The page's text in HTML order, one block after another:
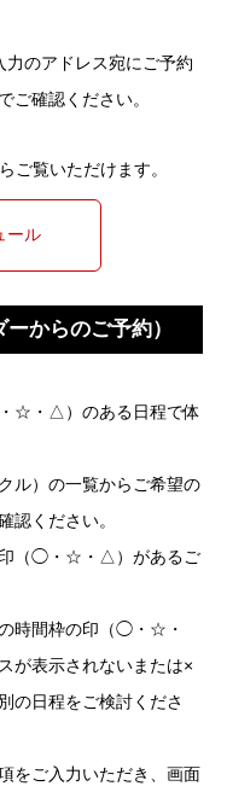
のアドレス宛にご予約
ご確認ください。
ご覧いただけます。
ール
からのご予約）
☆・△）のある日程で体
ル）の一覧からご希望の
認ください。
印（◯・☆・△）があるご
時間枠の印（◯・☆・
が表示されないまたは×
の日程をご検討くださ
をご入力いただき、画面